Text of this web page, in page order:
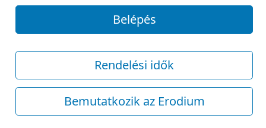
Belépés
Rendelési idők
Bemutatkozik az Erodium